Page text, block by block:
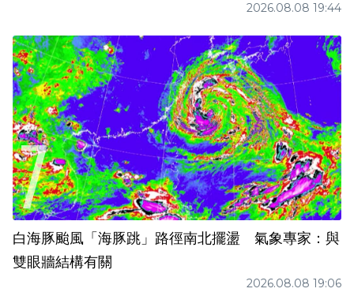
2026.08.08 19:44
白海豚颱風「海豚跳」路徑南北擺盪 氣象專家：與
雙眼牆結構有關
2026.08.08 19:06